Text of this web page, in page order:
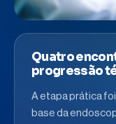
Quatro
progressão
A etapa prática
base da